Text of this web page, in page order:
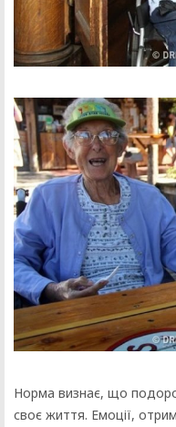
Норма визнає, що
своє життя. Емоції,